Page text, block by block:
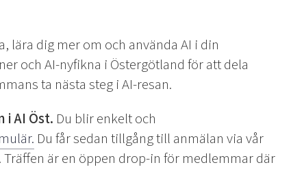
lära dig mer om och använda AI i din
och AI-nyfikna i Östergötland för att dela
ta nästa steg i AI-resan.
AI Öst. Du blir enkelt och
Du får sedan tillgång till anmälan via vår
är en öppen drop-in för medlemmar där